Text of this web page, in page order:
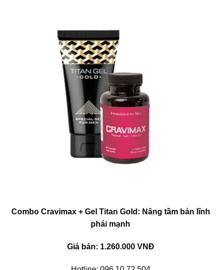
Combo Cravimax + Gel Titan Gold: Nâng tầm bản lĩnh
phái mạnh
Giá bán: 1.260.000 VNĐ